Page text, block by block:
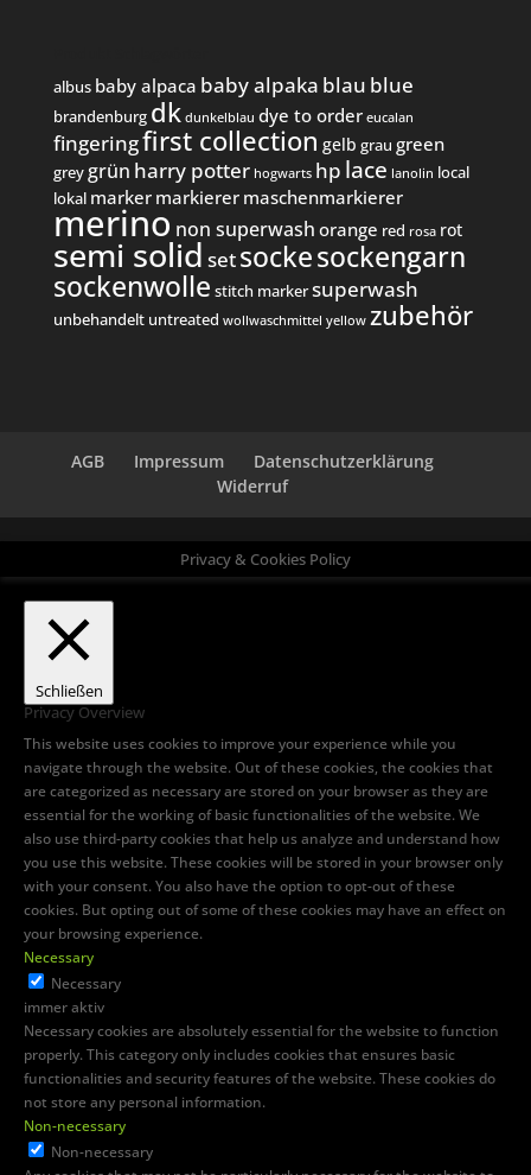
albus baby alpaca baby alpaka blau blue
brandenburg dk dunkelblau dye to order eucalan
fingeringfirst collection gelb grau green
greygrün harry potter hogwarts hp lace lanolin local
lokal marker markierer maschenmarkierer
merino non superwash orange red rosa rot
semi solid setsockesockengarn
sockenwolle stitch markersuperwash
unbehandelt untreated wollwaschmittel yellow zubehör
AGB Impressum
Datenschutzerklärung
Widerruf
Privacy & Cookies Policy
Schließen
Privacy Overview
This website uses cookies to improve your experience while you
navigate through the website. Out of these cookies, the cookies that
are categorized as necessary are stored on your browser as they are
essential for the working of basic functionalities of the website. We
also use third-party cookies that help us analyze and understand how
you use this website. These cookies will be stored in your browser only
with your consent. You also have the option to opt-out of these
cookies. But opting out of some of these cookies may have an effect on
your browsing experience.
Necessary
Necessary
immer aktiv
Necessary cookies are absolutely essential for the website to function
properly. This category only includes cookies that ensures basic
functionalities and security features of the website. These cookies do
not store any personal information.
Non-necessary
Non-necessary